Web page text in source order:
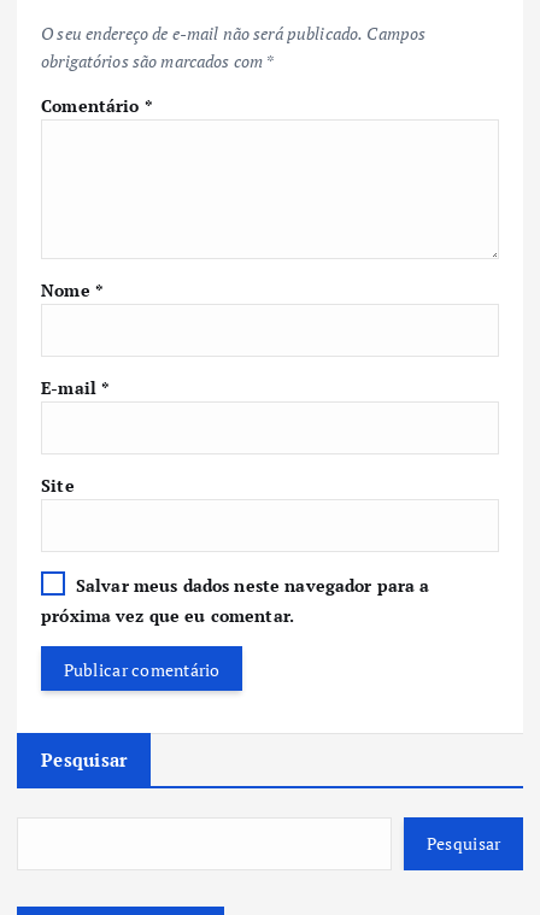
O seu endereço de e-mail não será publicado. Campos
obrigatórios são marcados com *
Comentário *
Nome *
E-mail*
Site
Salvar meus dados neste navegador para a
próxima vez que eu comentar.
Pesquisar
Pesquisar